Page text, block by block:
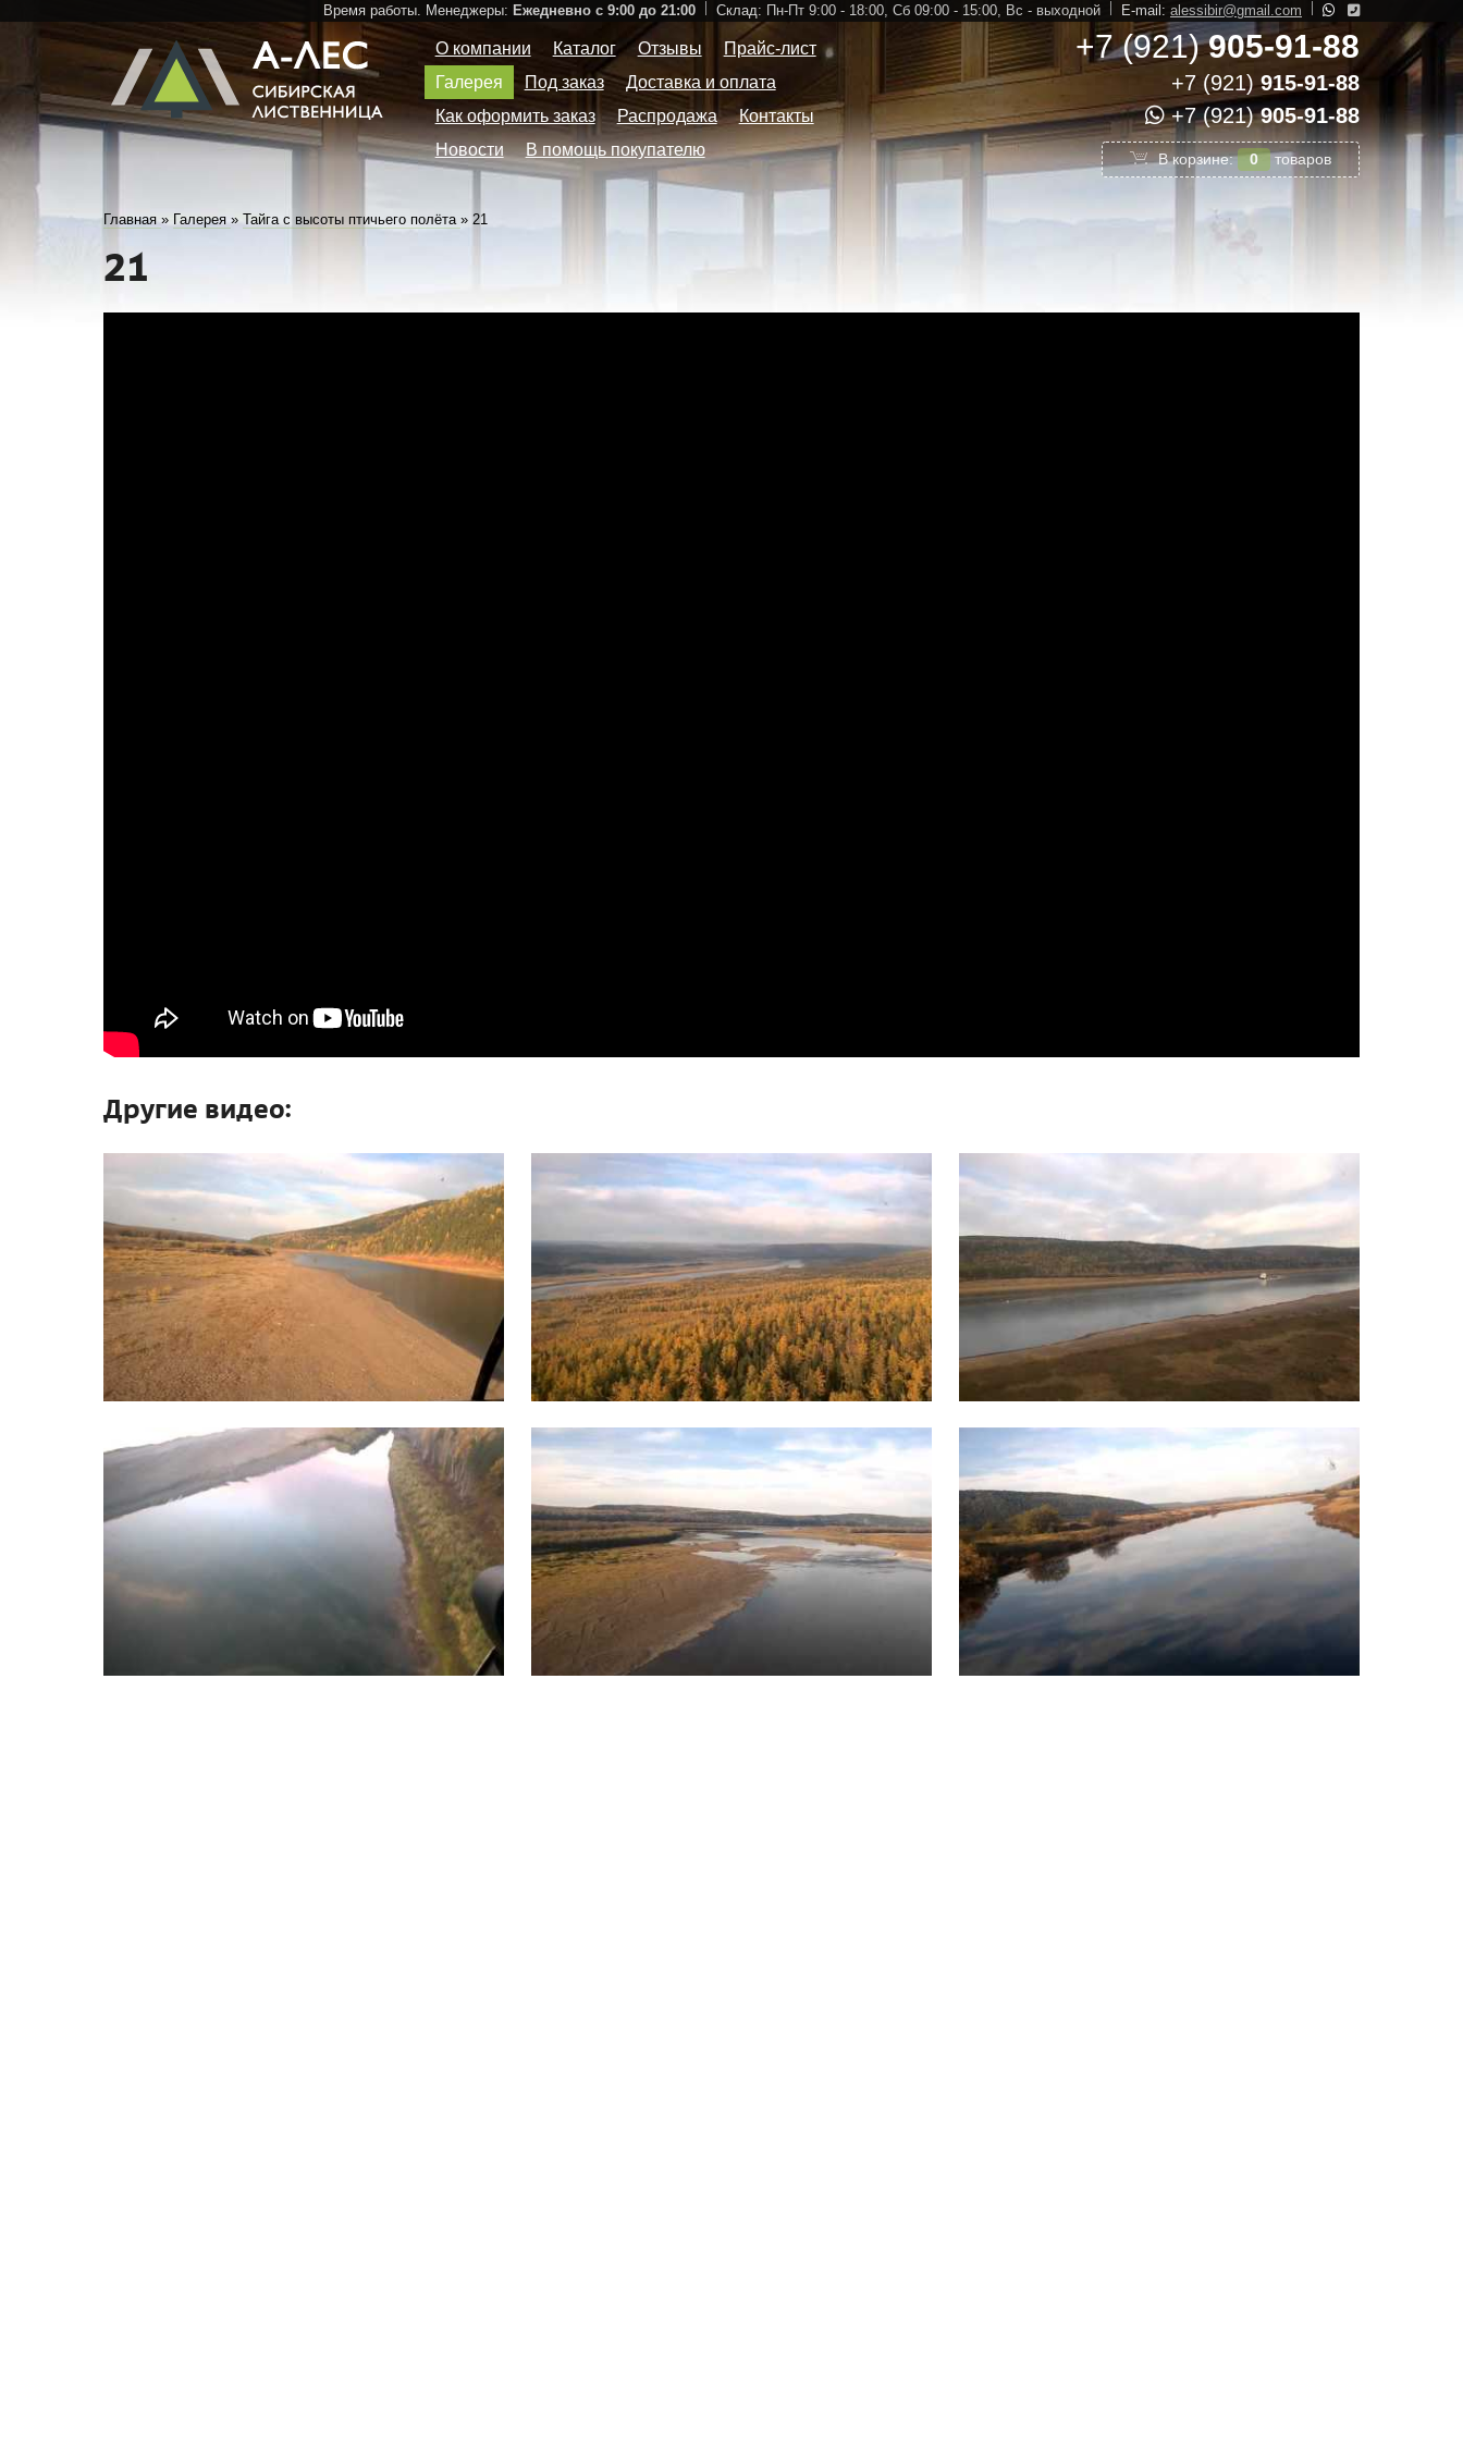
Время работы. Менеджеры: Ежедневно с 9:00 до 21:00 Склад: Пн-Пт 9:00 - 18:00, Сб 09:00 - 15:00, Вс - выходной E-mail: alessibir@gmail.com
О компании Каталог Отзывы
Прайс-лист
Галерея
Под заказ
Доставка и оплата
Как оформить заказ
Распродажа
Контакты
Новости
В помощь покупателю
+7 (921)905-91-88
+7 (921)915-91-88
+7 (921)905-91-88
В корзине: 0 товаров
Главная » Галерея » Тайга с высоты птичьего полёта » 21
21
Другие видео: